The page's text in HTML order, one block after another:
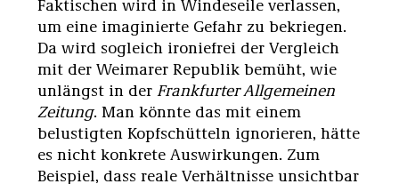
Faktischen wird in Windeseile verlassen,
um eine imaginierte Gefahr zu bekriegen.
Da wird sogleich ironiefrei der Vergleich
mit der Weimarer Republik bemüht, wie
unlängst in der Frankfurter Allgemeinen
Zeitung. Man könnte das mit einem
belustigten Kopfschütteln ignorieren, hätte
es nicht konkrete Auswirkungen. Zum
Beispiel, dass reale Verhältnisse unsichtbar